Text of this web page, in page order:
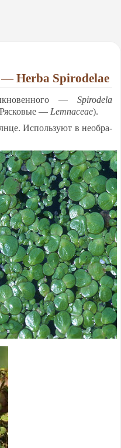
Herba Spirodelae
— Spirodela
— Lemnaceae).
Ис­поль­зу­ют в не­об­ра­